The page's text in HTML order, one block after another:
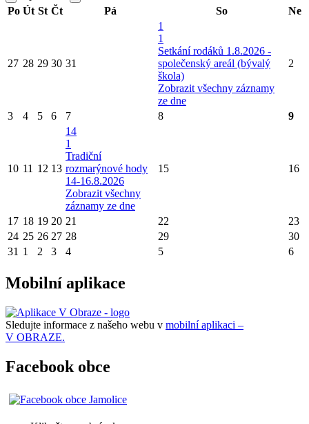
Po Út St Čt Pá So Ne
27 28 29 30 31
1
1
Setkání rodáků 1.8.2026 -
společenský areál (bývalý
škola)
Zobrazit všechny záznamy
ze dne
2
3 4 5 6 7 8 9
10 11 12 13
14
1
Tradiční
rozmarýnové hody
14-16.8.2026
Zobrazit všechny
záznamy ze dne
15 16
17 18 19 20 21 22
23
24 25 26 27 28 29
30
31 1 2 3 4 5 6
Mobilní aplikace
Sledujte informace z našeho webu v mobilní aplikaci –
V OBRAZE.
Facebook obce